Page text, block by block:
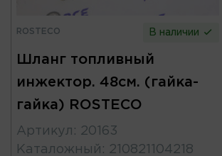
ROSTECO В наличии
Шланг топливный
инжектор. 48см. (гайка-
гайка) ROSTECO
Артикул : 20163
Каталожный : 210821104218